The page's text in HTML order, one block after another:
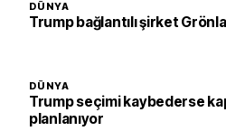
DÜNYA
Trump bağlantılı şirket
DÜNYA
Trump seçimi kaybederse
planlanıyor